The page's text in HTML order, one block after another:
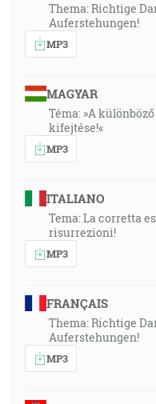
Thema: Richtige
Auferstehungen!
MP3
MAGYAR
Téma: »A
kifejtése!«
MP3
ITALIANO
Tema: La corretta
risurrezioni!
MP3
FRANÇAIS
Thema: Richtige
Auferstehungen!
MP3